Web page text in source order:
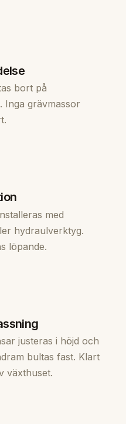
bort på
Inga grävmassor
med
hydraulverktyg.
löpande.
justeras i höjd och
bultas fast. Klart
växthuset.